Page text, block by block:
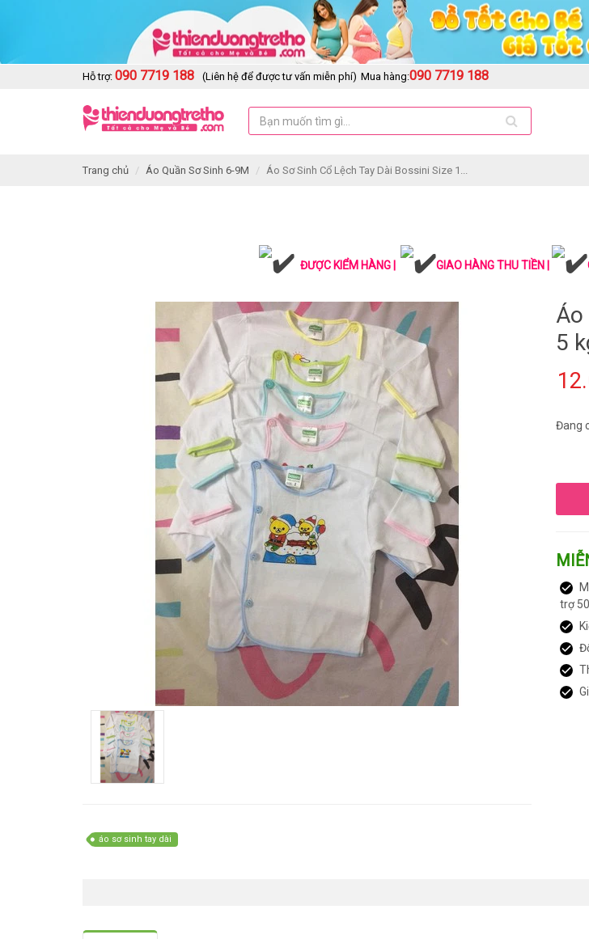
Hỗ trợ: 090 7719 188 (Liên hệ để được tư vấn miễn phí) Mua hàng:090 7719 188
Trang chủ Áo Quần Sơ Sinh 6-9M Áo Sơ Sinh Cổ Lệch Tay Dài Bossini Size 1...
ĐƯỢC KIỂM HÀNG | GIAO HÀNG THU TIỀN |
áo sơ sinh tay dài
Áo
5
Đang
trợ